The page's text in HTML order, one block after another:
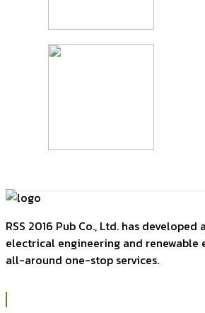
RSS 2016 Pub Co., Ltd. has developed
electrical engineering and renewable
all-around one-stop services.